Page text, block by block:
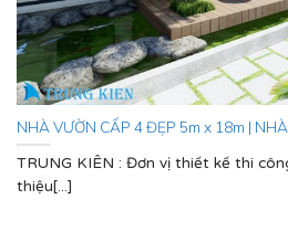
NHÀ VƯỜN CẤP 4 ĐẸP 5m x 18m |
TRUNG KIÊN : Đơn vị thiết kế thi
thiệu[...]